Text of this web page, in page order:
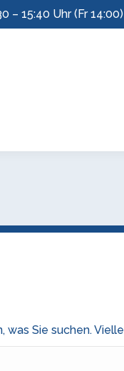
– 15:40 Uhr (Fr 14:00)
was Sie suchen.